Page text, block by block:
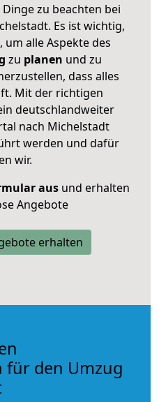
zu beachten bei
Es ist wichtig,
um alle Aspekte des
zu planen und zu
dass alles
Mit der richtigen
deutschlandweiter
nach Michelstadt
werden und dafür
wir.
ausund erhalten
Angebote
erhalten
für den Umzug